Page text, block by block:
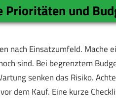
Prioritäten und
nach Einsatzumfeld. Mache
sind. Bei begrenztem
senken das Risiko.
dem Kauf. Eine kurze